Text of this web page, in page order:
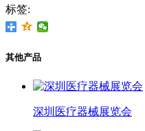
标签:
其他产品
深圳医疗器械展览会